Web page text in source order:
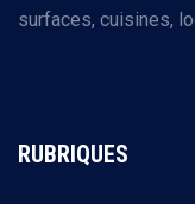
surfaces, cuisines,
RUBRIQUES